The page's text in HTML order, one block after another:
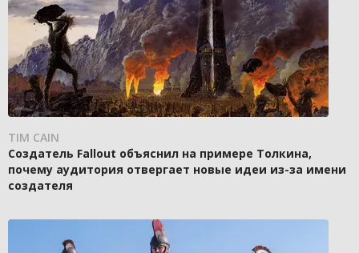
TIM CAIN
Создатель Fallout объяснил на примере Толкина,
почему аудитория отвергает новые идеи из-за имени
создателя